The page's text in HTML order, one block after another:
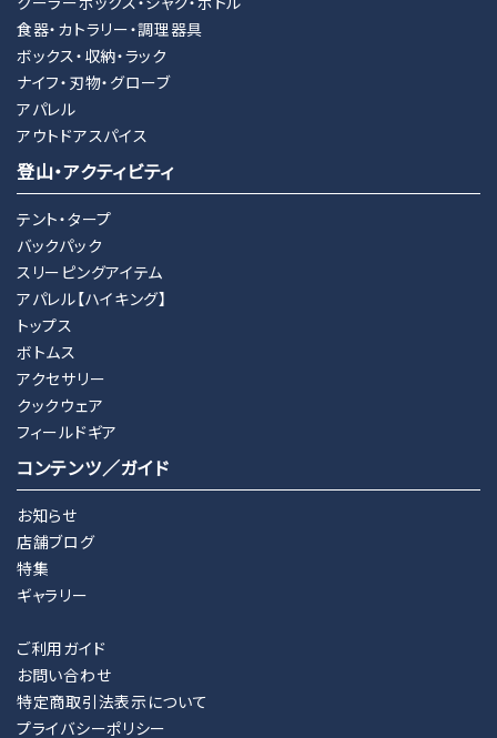
食器・カトラリー・調理器具
ボックス・収納・ラック
ナイフ・刃物・グローブ
アパレル
アウトドアスパイス
登山・アクティビティ
テント・タープ
バックパック
スリーピングアイテム
アパレル【ハイキング】
トップス
ボトムス
アクセサリー
クックウェア
フィールドギア
コンテンツ／ガイド
お知らせ
店舗ブログ
特集
ギャラリー
ご利用ガイド
お問い合わせ
特定商取引法表示について
プライバシーポリシー